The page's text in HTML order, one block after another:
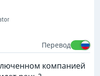
Перевод
компанией